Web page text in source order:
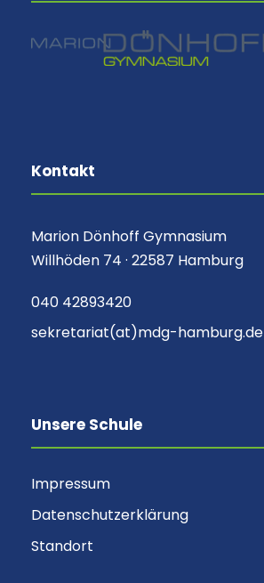
Kontakt
Marion Dönhoff Gymnasium
Willhöden 74 · 22587 Hamburg
040 42893420
sekretariat(at)mdg-hamburg.de
Unsere Schule
Impressum
Datenschutzerklärung
Standort